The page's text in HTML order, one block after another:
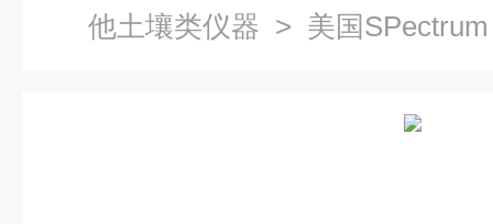
他土壤类仪器 > 美国